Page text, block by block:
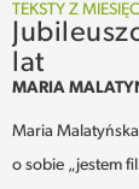
TEKSTY Z
lat
MARIA
Maria
o sobie „jestem